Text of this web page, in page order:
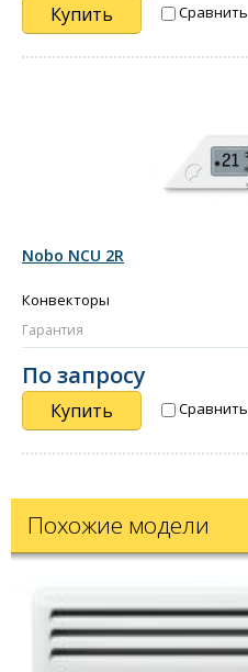
Купить Сравнить
Nobo NCU 2R
Конвекторы
Гарантия
По запросу
Купить Сравнить
Похожие модели